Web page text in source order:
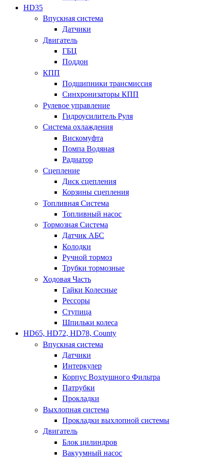
HD35
Впускная система
Датчики
Двигатель
ГБЦ
Поддон
КПП
Подшипники трансмиссия
Синхронизаторы КПП
Рулевое управление
Гидроусилитель Руля
Система охлаждения
Вискомуфта
Помпа Водяная
Радиатор
Сцепление
Диск сцепления
Корзины сцепления
Топливная Система
Топливный насос
Тормозная Система
Датчик АБС
Колодки
Ручной тормоз
Трубки тормозные
Ходовая Часть
Гайки Колесные
Рессоры
Ступица
Шпильки колеса
HD65, HD72, HD78, County
Впускная система
Датчики
Интеркулер
Корпус Воздушного Фильтра
Патрубки
Прокладки
Выхлопная система
Прокладки выхлопной системы
Двигатель
Блок цилиндров
Вакуумный насос